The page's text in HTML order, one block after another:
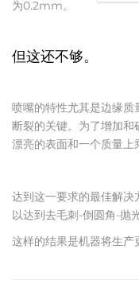
为0.2mm。
但这还不够。
喷嘴的特性尤其是边缘
断裂的关键。为了增加
漂亮的表面和一个质量上
达到这一要求的最佳解
以达到去毛刺-倒圆角-抛
这样的结果是机器将生产